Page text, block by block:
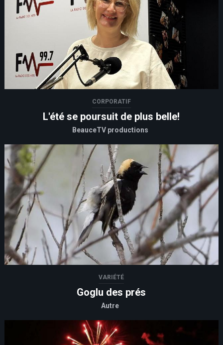
CORPORATIF
L'été se poursuit de plus belle!
BeauceTV productions
VARIÉTÉ
Goglu des prés
Autre